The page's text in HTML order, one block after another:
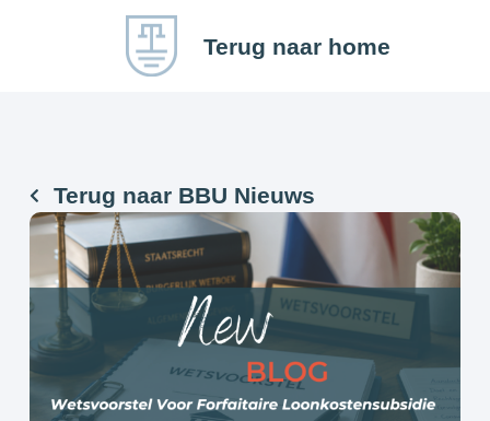
Terug naar home
Terug naar BBU Nieuws